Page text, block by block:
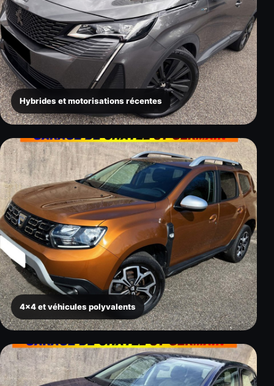
Hybrides et motorisations récentes
4x4 et véhicules polyvalents